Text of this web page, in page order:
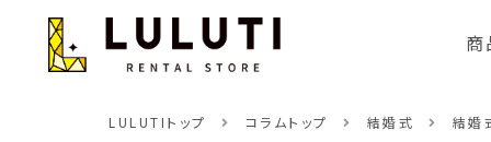
商
LULUTIトップ コラムトップ 結婚式 結婚